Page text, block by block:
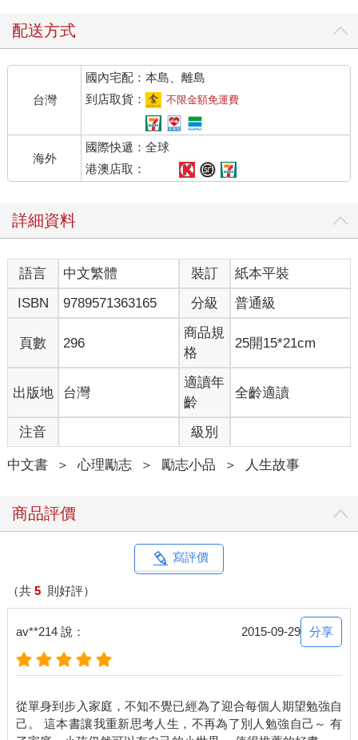
二位，我是第三位……」
「這……」妻子輕拍老公的頭，笑了：「我剛剛的意思是，如果
只列你跟孩子，你是第二位。如果加上我自己嘛……你─最好─不
要─再─問下去！」
這個故事是男人在聊天時引述的，他半開玩笑地說：「呵，看我
在家中多麼沒有地位，我老婆回答得真絕呀，我家還有一貓一
「所以叫你不要沒事做比較啊。」在一旁聽他說話的太太，又輕
拍了他的頭，像撫著一隻小狗，說：「乖，你最愛吃的波士頓派
來了。」
他其實是個好老公，真心欣賞妻子的俐落爽朗，只是有時會哀哀
「女人會為男人犧牲的時代已經過去了。」他苦笑說。
「不然呢，那我問你，如果將來你女兒以男人為天，把那男人放
在第一位，言必稱老公，事事看老公臉色，那你覺得開心嗎？」
「怎麼會開心，男人是什麼東西！我們辛辛苦苦養大寶貝女兒，
是用來為他服務的嗎？」
「這就對了！所以，不要太在乎自己重不重要，好不好？」我
說。
把男人放第一位？別玩笑了。
這樣的女人真的剩得很少。那些口裡愛講「老公是我的天（天
啊），孩子是我的地」的女性，通常也只是在強調自己很重視家
庭而己。（在我觀察，口裡會這樣說的女人，性格還都真的超凡
強悍得要命。）
重視家庭，也不見得要忽視自己，讓自己趴到地上去，誰踩都不
要緊。沒這回事！
配送方式
台灣
國內宅配：本島、離島
到店取貨：
不限金額免運費
海外
國際快遞：全球
港澳店取：
詳細資料
語言 中文繁體 裝訂
紙本平裝
ISBN
9789571363165 分級 普通級
頁數 296
商品規
格
25開15*21cm
出版地 台灣
適讀年
齡
全齡適讀
注音 級別
中文書 ＞ 心理勵志 ＞ 勵志小品 ＞ 人生故事
商品評價
寫評價
（共 5 則好評）
av**214 說： 2015-09-29 分享
從單身到步入家庭，不知不覺已經為了迎合每個人期望勉強自
己。 這本書讓我重新思考人生，不再為了別人勉強自己～ 有